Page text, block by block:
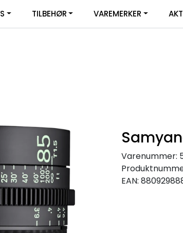
SERVICE | FACEBOOK
TILBEHØR VAREMERKER
Varenummer:
EAN: